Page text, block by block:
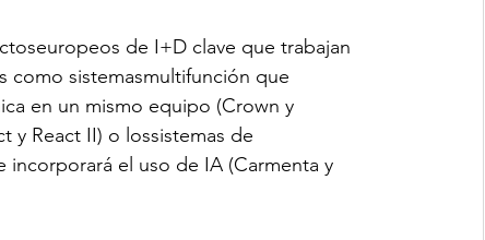
de I+D clave que trabajan
como sistemasmultifunción que
en un mismo equipo (Crown y
y React II) o lossistemas de
el uso de IA (Carmenta y